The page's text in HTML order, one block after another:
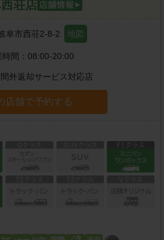
荘店
阜市西荘2-8-2 地図
間： 08:00-20:00
外返却サービス対応店
店舗で予約する